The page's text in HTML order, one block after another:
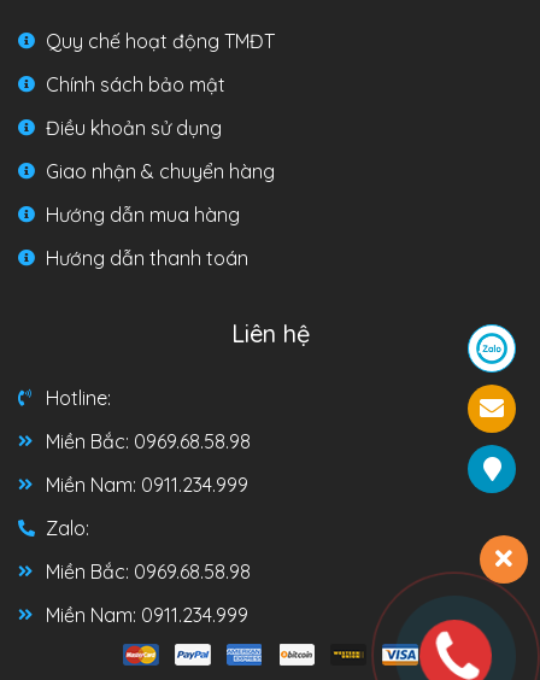
Quy chế hoạt động TMĐT
Chính sách bảo mật
Điều khoản sử dụng
Giao nhận & chuyển hàng
Hướng dẫn mua hàng
Hướng dẫn thanh toán
Liên hệ
Hotline:
Miền Bắc: 0969.68.58.98
Miền Nam: 0911.234.999
Zalo:
Miền Bắc: 0969.68.58.98
Miền Nam: 0911.234.999